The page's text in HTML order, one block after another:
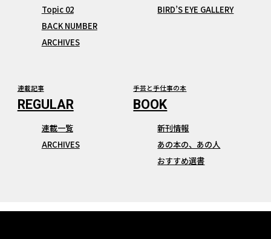
Topic 02
BACK NUMBER
ARCHIVES
BIRD’S EYE GALLERY
連載記事
連載一覧
ARCHIVES
手芸と手仕事の本
新刊情報
あの本の、あの人
おすすめ選書